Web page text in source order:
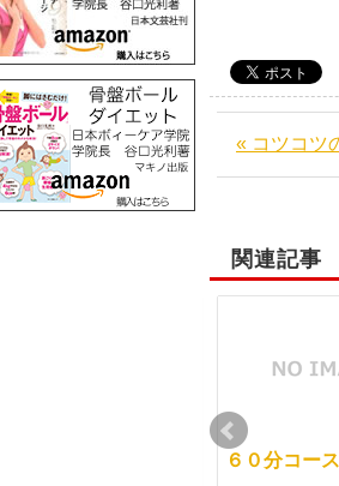
« コツコツ
関連記事
６０分コー